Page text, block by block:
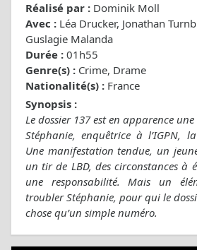
Réalisé par : Dominik Moll
Avec : Léa Drucker, Jonathan
Guslagie Malanda
Durée : 01h55
Genre(s) : Crime, Drame
Nationalité(s) : France
Synopsis :
Le dossier 137 est en apparence
Stéphanie, enquêtrice à l’IGPN,
Une manifestation tendue, un
un tir de LBD, des circonstances à
une responsabilité. Mais un
troubler Stéphanie, pour qui le
chose qu’un simple numéro.